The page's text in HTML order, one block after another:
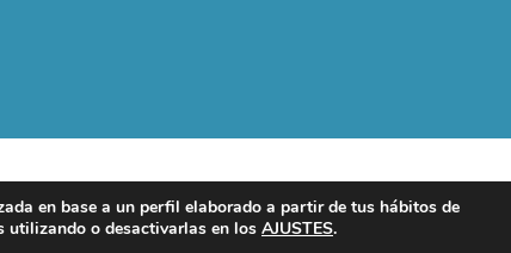
- Árbol Bonito
en base a un perfil elaborado a partir de tus hábitos de
utilizando o desactivarlas en los AJUSTES.